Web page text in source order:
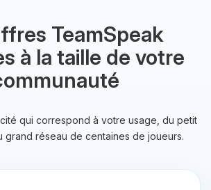
TeamSpeak
à la taille de votre
qui correspond à votre usage, du petit
grand réseau de centaines de joueurs.